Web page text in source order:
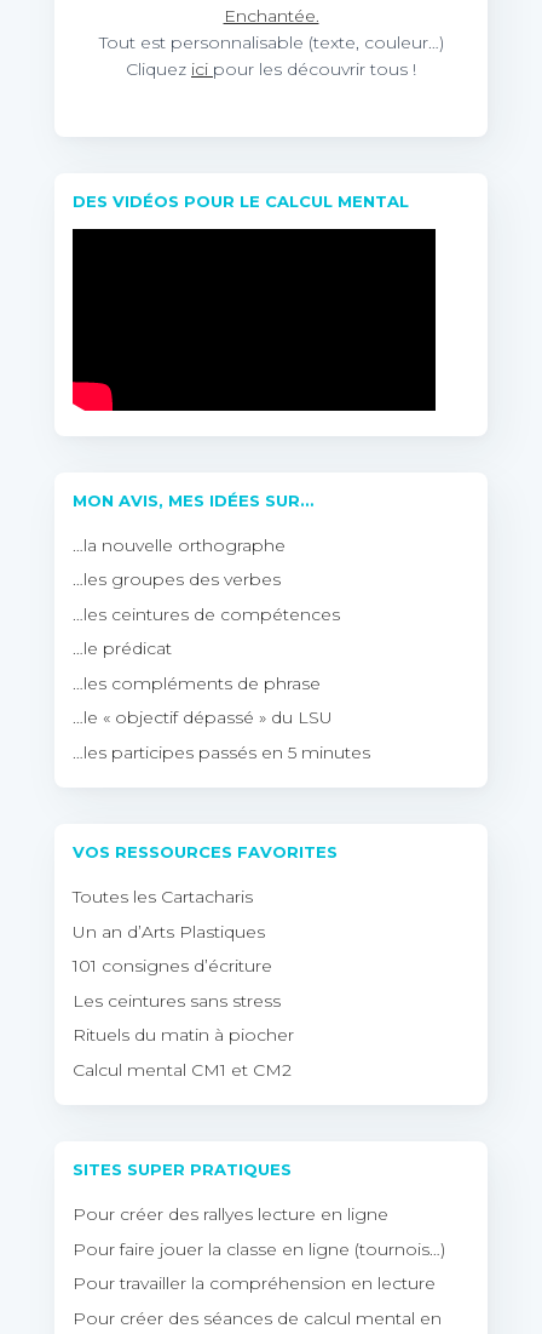
Enchantée.
Tout est personnalisable (texte, couleur…)
Cliquez ici pour les découvrir tous !
DES VIDÉOS POUR LE CALCUL MENTAL
MON AVIS, MES IDÉES SUR…
…la nouvelle orthographe
…les groupes des verbes
…les ceintures de compétences
…le prédicat
…les compléments de phrase
…le « objectif dépassé » du LSU
…les participes passés en 5 minutes
VOS RESSOURCES FAVORITES
Toutes les Cartacharis
Un an d’Arts Plastiques
101 consignes d’écriture
Les ceintures sans stress
Rituels du matin à piocher
Calcul mental CM1 et CM2
SITES SUPER PRATIQUES
Pour créer des rallyes lecture en ligne
Pour faire jouer la classe en ligne (tournois…)
Pour travailler la compréhension en lecture
Pour créer des séances de calcul mental en